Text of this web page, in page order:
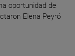
oportunidad de
Elena Peyró